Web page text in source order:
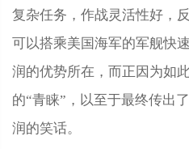
复杂任务，作战灵活性好，
可以搭乘美国海军的军舰快
润的优势所在，而正因为如
的“青睐”，以至于最终传出
润的笑话。